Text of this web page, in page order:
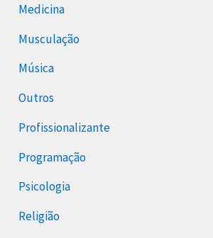
Medicina
Musculação
Música
Outros
Profissionalizante
Programação
Psicologia
Religião